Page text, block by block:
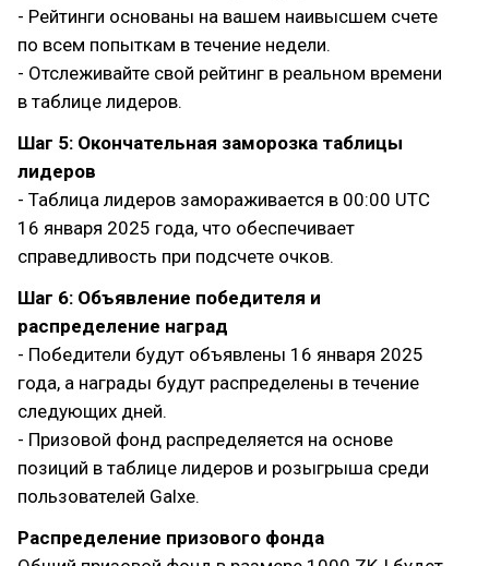
- Рейтинги основаны на вашем наивысшем счете
по всем попыткам в течение недели.
- Отслеживайте свой рейтинг в реальном времени
в таблице лидеров.
Шаг 5: Окончательная заморозка таблицы
лидеров
- Таблица лидеров замораживается в 00:00 UTC
16 января 2025 года, что обеспечивает
справедливость при подсчете очков.
Шаг 6: Объявление победителя и
распределение наград
- Победители будут объявлены 16 января 2025
года, а награды будут распределены в течение
следующих дней.
- Призовой фонд распределяется на основе
позиций в таблице лидеров и розыгрыша среди
пользователей Galxe.
Распределение призового фонда